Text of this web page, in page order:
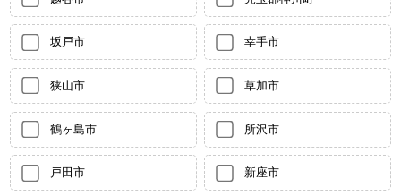
坂戸市 幸手市
狭山市 草加市
鶴ヶ島市 所沢市
戸田市 新座市